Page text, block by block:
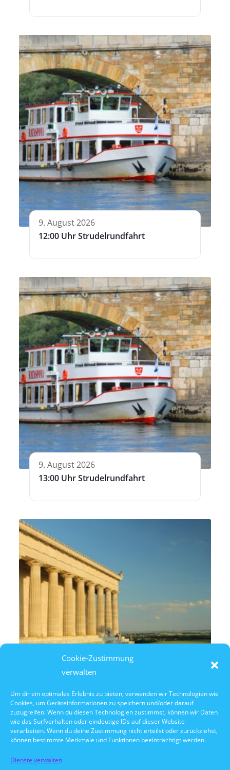
Cookie-Zustimmung
verwalten
Um dir ein optimales Erlebnis zu bieten, verwenden wir Technologien wie
Cookies, um Geräteinformationen zu speichern und/oder darauf
zuzugreifen. Wenn du diesen Technologien zustimmst, können wir Daten
wie das Surfverhalten oder eindeutige IDs auf dieser Website
verarbeiten. Wenn du deine Zustimmung nicht erteilst oder zurückziehst,
können bestimmte Merkmale und Funktionen beeinträchtigt werden.
Dienste verwalten
9. August 2026
12:00 Uhr Strudelrundfahrt
9. August 2026
13:00 Uhr Strudelrundfahrt
8. August 2026
14:30 Uhr Walhalla Schifffahrt